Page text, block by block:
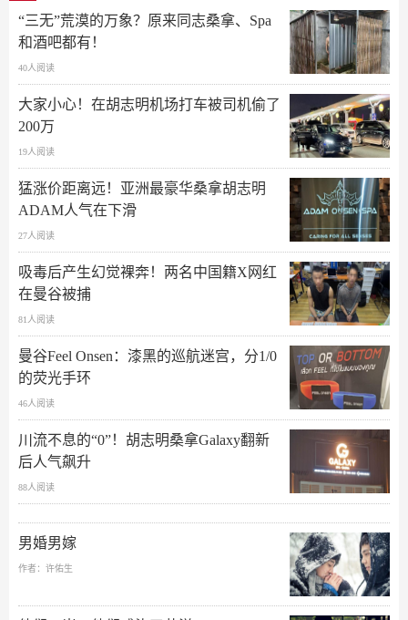
“三无”荒漠的万象？原来同志桑拿、Spa
和酒吧都有！
40人阅读
大家小心！在胡志明机场打车被司机偷了
200万
19人阅读
猛涨价距离远！亚洲最豪华桑拿胡志明
ADAM人气在下滑
27人阅读
吸毒后产生幻觉裸奔！两名中国籍X网红
在曼谷被捕
81人阅读
曼谷Feel Onsen：漆黑的巡航迷宫，分1/0
的荧光手环
46人阅读
川流不息的“0”！胡志明桑拿Galaxy翻新
后人气飙升
88人阅读
男婚男嫁
作者：许佑生